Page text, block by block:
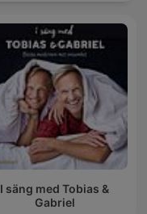
I säng med Tobias &
Gabriel